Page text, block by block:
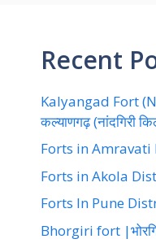
Recent
Kalyangad Fort
कल्याणगढ़ (नांदगिरी
Forts in Amravati
Forts in Akola
Forts In Pune
Bhorgiri fort